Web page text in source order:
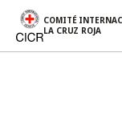
COMITÉ
LA CRUZ ROJA